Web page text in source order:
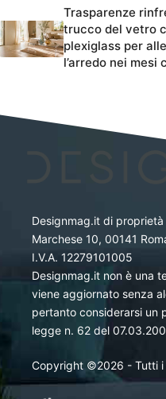
Trasparenze
trucco del vetro
plexiglass per
l’arredo nei mesi
Designmag.it di
Marchese 10, 00141
I.V.A. 12279101005
Designmag.it non è una
viene aggiornato senza
pertanto considerarsi un
legge n. 62 del
Copyright ©2026 - Tutti